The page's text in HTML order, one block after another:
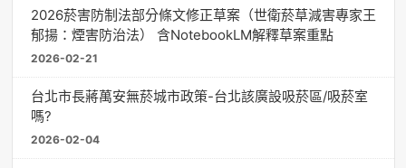
2026菸害防制法部分條文修正草案（世衛菸草減害專家王
郁揚：煙害防治法） 含NotebookLM解釋草案重點
2026-02-21
台北市長蔣萬安無菸城市政策-台北該廣設吸菸區/吸菸室
嗎?
2026-02-04